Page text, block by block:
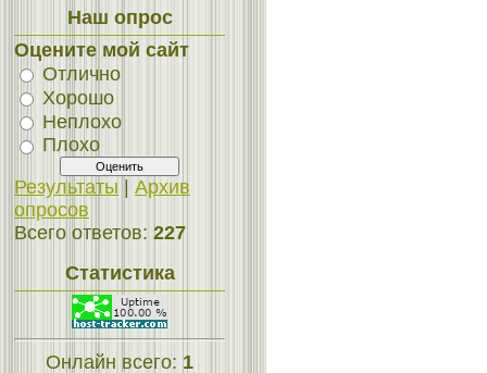
Наш опрос
Оцените мой сайт
Отлично
Хорошо
Неплохо
Плохо
Результаты
Архив
опросов
Всего ответов: 227
Статистика
Онлайн всего: 1